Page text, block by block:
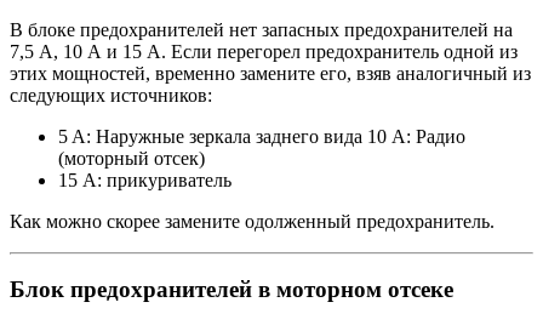
В блоке предохранителей нет запасных предохранителей на
7,5 А, 10 А и 15 А. Если перегорел предохранитель одной из
этих мощностей, временно замените его, взяв аналогичный из
следующих источников:
5 A: Наружные зеркала заднего вида 10 A: Радио
(моторный отсек)
15 А: прикуриватель
Как можно скорее замените одолженный предохранитель.
Блок предохранителей в моторном отсеке